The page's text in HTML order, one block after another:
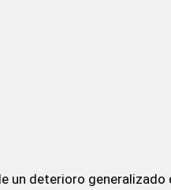
un deterioro generalizado